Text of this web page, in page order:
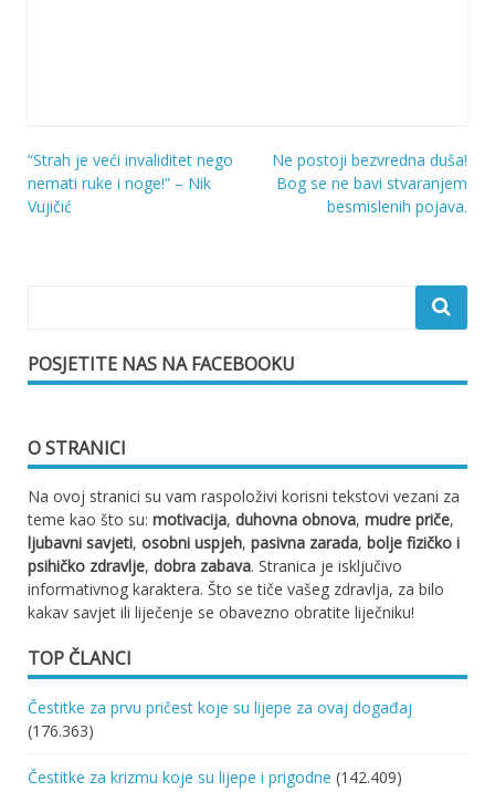
Navigacija
objava
“Strah je veći invaliditet nego
nemati ruke i noge!” – Nik
Vujičić
Ne postoji bezvredna duša!
Bog se ne bavi stvaranjem
besmislenih pojava.
POSJETITE NAS NA FACEBOOKU
O STRANICI
Na ovoj stranici su vam raspoloživi korisni tekstovi vezani za
teme kao što su: motivacija, duhovna obnova, mudre priče,
ljubavni savjeti, osobni uspjeh, pasivna zarada, bolje fizičko i
psihičko zdravlje, dobra zabava. Stranica je isključivo
informativnog karaktera. Što se tiče vašeg zdravlja, za bilo
kakav savjet ili liječenje se obavezno obratite liječniku!
TOP ČLANCI
Čestitke za prvu pričest koje su lijepe za ovaj događaj
(176.363)
Čestitke za krizmu koje su lijepe i prigodne (142.409)